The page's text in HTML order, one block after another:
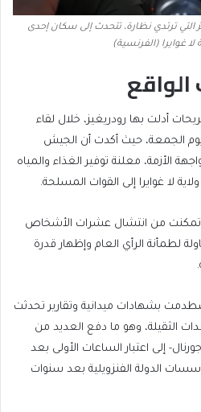
التي ترتدي نظارة، تتحدث إلى سكان إحدى
لا غوايرا (الفرنسية)
أدلت بها رودريغيز، خلال لقاء
يوم الجمعة، حيث أكدت أن الجيش
الأزمة، معلنة توفير الغذاء والمياه
لا غوايرا إلى القوات المسلحة.
تمكنت من انتشال عشرات الأشخاص
لطمأنة الرأي العام وإظهار قدرة
بشهادات ميدانية وتقارير تحدثت
الثقيلة، وهو ما دفع العديد من
إلى اعتبار الساعات الأولى بعد
الدولة الفنزويلية بعد سنوات